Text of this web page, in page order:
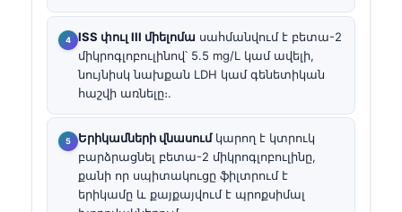
ISS փուլ III միելոմա սահմանվում է բետա-2
միկրոգլոբուլինով՝ 5.5 mg/L կամ ավելի,
նույնիսկ նախքան LDH կամ գենետիկան
հաշվի առնելը։.
Երիկամների վնասումկարող է կտրուկ
բարձրացնել բետա-2 միկրոգլոբուլինը,
քանի որ սպիտակուցը ֆիլտրում է
երիկամը և քայքայվում է պրոքսիմալ